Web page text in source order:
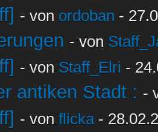
- von ordoban -
- von
- von Staff_Elri -
antiken Stadt : -
- von flicka-